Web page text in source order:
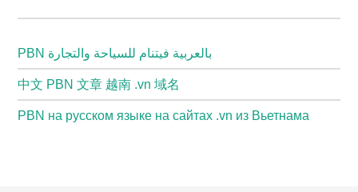
PBN بالعربية فيتنام للسياحة والتجارة
中文 PBN 文章 越南 .vn 域名
PBN на русском языке на сайтах .vn из Вьетнама